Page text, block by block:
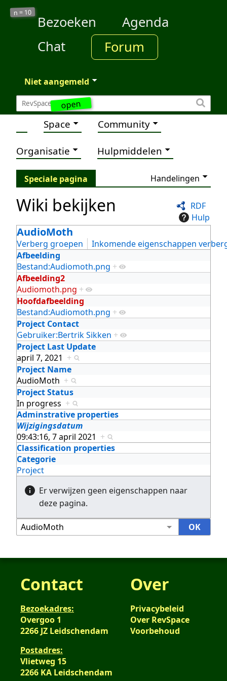
open
n = 10
Bezoeken
Agenda
Chat
Forum
Niet aangemeld
Space Community
Organisatie Hulpmiddelen
Speciale pagina Handelingen
RDF
Hulp
Wiki bekijken
AudioMoth
Verberg groepen
Inkomende eigenschappen
Afbeelding
Bestand:Audiomoth.png +
Afbeelding2
Audiomoth.png +
Hoofdafbeelding
Bestand:Audiomoth.png +
Project Contact
Gebruiker:Bertrik Sikken +
Project Last Update
april 7, 2021 +
Project Name
AudioMoth +
Project Status
In progress +
Adminstrative properties
Wijzigingsdatum
09:43:16, 7 april 2021 +
Classification properties
Categorie
Project
Er verwijzen geen eigenschappen naar
deze pagina.
Contact
Bezoekadres:
Overgoo 1
2266 JZ Leidschendam
Postadres:
Vlietweg 15
2266 KA Leidschendam
Over
Privacybeleid
Over RevSpace
Voorbehoud